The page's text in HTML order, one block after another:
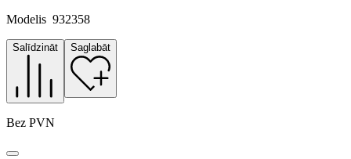
Modelis 932358
Salīdzināt Saglabāt
Bez PVN